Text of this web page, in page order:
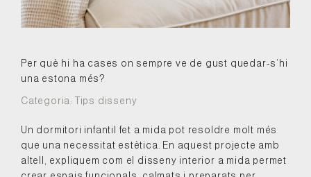
Per què hi ha cases on sempre ve de gust quedar-s’hi
una estona més?
Categoria: Tips disseny
Un dormitori infantil fet a mida pot resoldre molt més
que una necessitat estètica. En aquest projecte amb
altell, expliquem com el disseny interior a mida permet